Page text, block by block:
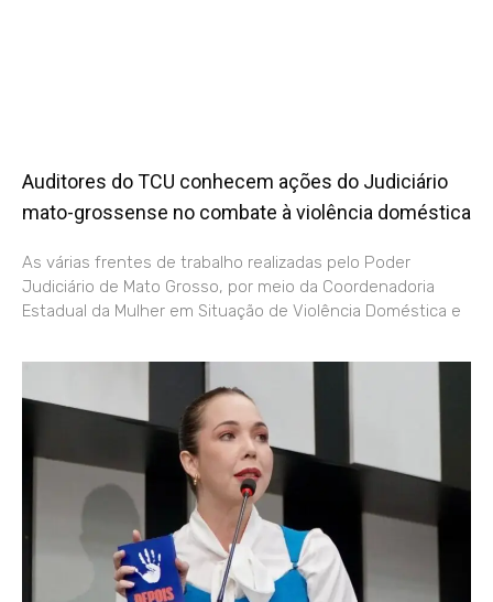
Auditores do TCU conhecem ações do Judiciário
mato-grossense no combate à violência doméstica
As várias frentes de trabalho realizadas pelo Poder
Judiciário de Mato Grosso, por meio da Coordenadoria
Estadual da Mulher em Situação de Violência Doméstica e